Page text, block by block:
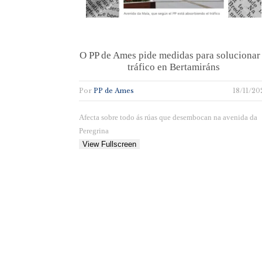
O PP de Ames pide medidas para
tráfico en Bertamiráns
Por PP de Ames 18/11/
Afecta sobre todo ás rúas que desembocan na avenida da
Peregrina
View Fullscreen